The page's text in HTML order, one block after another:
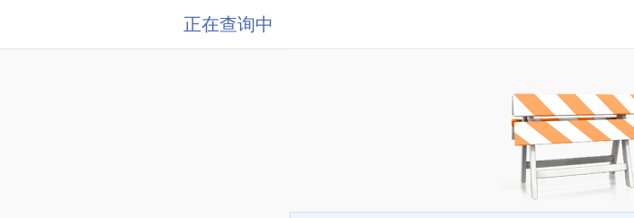
正在查询中